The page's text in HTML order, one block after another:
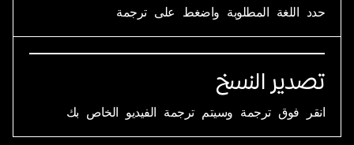
حدد اللغة المطلوبة واضغط على ترجمة
تصدير النسخ
انقر فوق ترجمة وسيتم ترجمة الفيديو الخاص بك